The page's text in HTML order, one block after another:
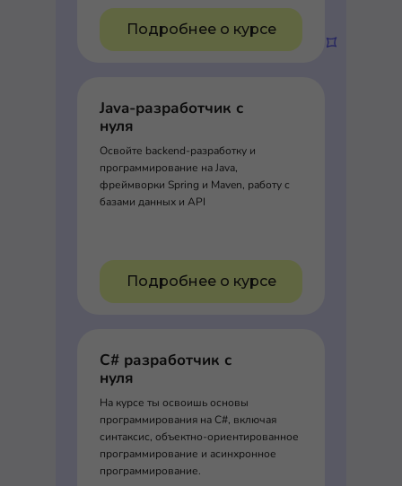
Подробнее о курсе
Java-разработчик с
нуля
Освойте backend-разработку и
программирование на Java,
фреймворки Spring и Maven, работу с
базами данных и API
Подробнее о курсе
C# разработчик с
нуля
На курсе ты освоишь основы
программирования на C#, включая
синтаксис, объектно-ориентированное
программирование и асинхронное
программирование.